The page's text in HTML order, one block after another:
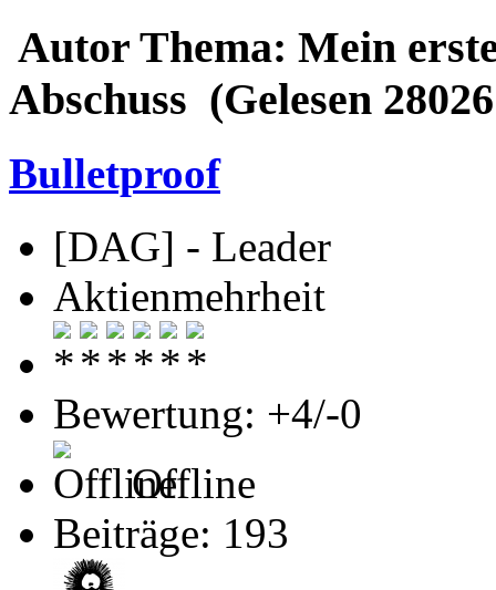
Autor Thema: Mein
Abschuss (Gelesen
Bulletproof
[DAG] - Leader
Aktienmehrheit
Bewertung: +4/-0
Offline
Beiträge: 193